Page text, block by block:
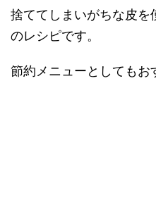
捨ててしまいがちな皮を
のレシピです。
節約メニューとしてもお